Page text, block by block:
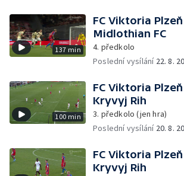
137 min
FC Viktoria
Midlothian FC
4. předkolo
Poslední vysílání 22. 8.
100 min
FC Viktoria
Kryvyj Rih
3. předkolo (jen hra)
Poslední vysílání 20. 8.
FC Viktoria
Kryvyj Rih